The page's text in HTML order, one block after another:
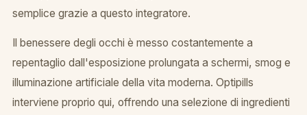
semplice grazie a questo integratore.
Il benessere degli occhi è messo costantemente a
repentaglio dall'esposizione prolungata a schermi, smog e
illuminazione artificiale della vita moderna. Optipills
interviene proprio qui, offrendo una selezione di ingredienti